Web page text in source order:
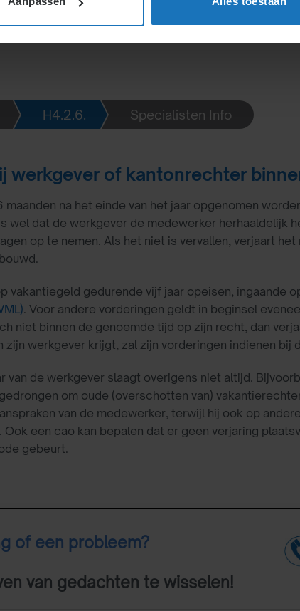
H4.2.6. Specialisten Info
werkgever of kantonrechter
na het einde van het jaar opgenomen
wel dat de werkgever de medewerker herhaaldelijk
op te nemen. Als het niet is vervallen, verjaart het
vakantiegeld gedurende vijf jaar opeisen, ingaande
. Voor andere vorderingen geldt in beginsel
niet binnen de genoemde tijd op zijn recht, dan
werkgever krijgt, zal zijn vorderingen indienen bij
van de werkgever slaagt overigens niet altijd.
om oude (overschotten van)
van de medewerker, terwijl hij ook op
een cao kan bepalen dat er geen verjaring
gebeurt.
of een probleem?
van gedachten te wisselen!